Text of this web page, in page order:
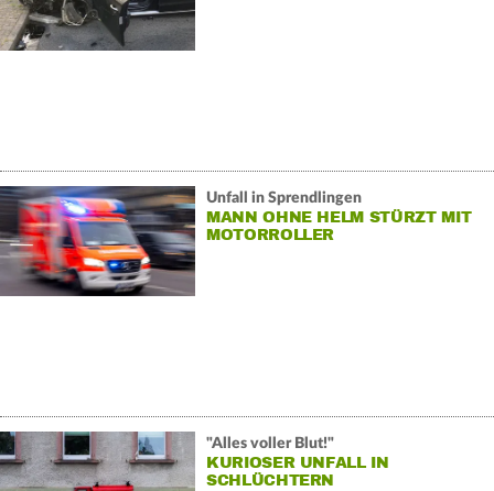
Unfall in Sprendlingen
MANN OHNE HELM STÜRZT MIT
MOTORROLLER
"Alles voller Blut!"
KURIOSER UNFALL IN
SCHLÜCHTERN